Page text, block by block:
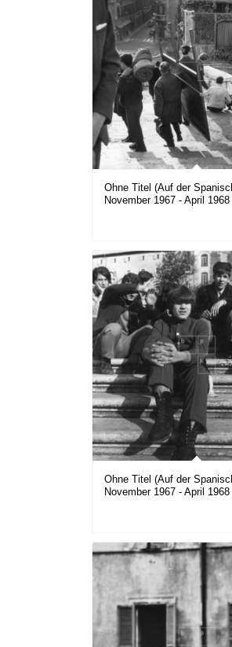
Ohne Titel (Auf der
November 1967 - April 1968
Ohne Titel (Auf der
November 1967 - April 1968